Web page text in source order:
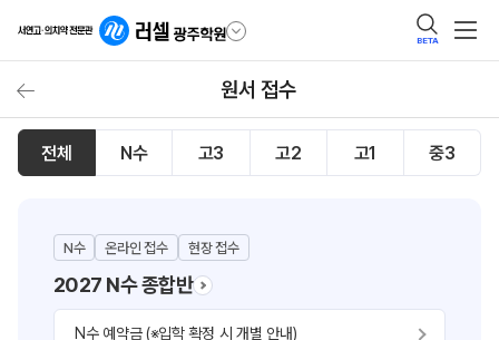
BETA
원서 접수
전체 N수 고3 고2 고1 중3
N수 온라인 접수 현장 접수
2027 N수 종합반
N수 예약금 (※입학 확정 시 개별 안내)